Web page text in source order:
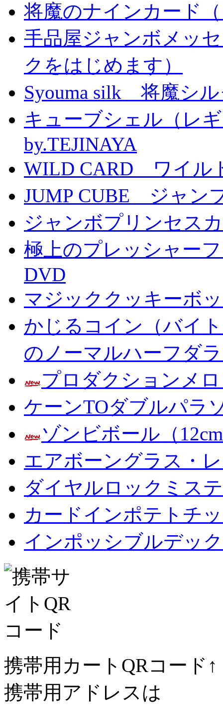
将魔のナインカード
手品屋ジャンボメッ
クをはじめます）
Syouma silk 将魔シ
キューブシェル（レ
by.TEJINAYA
WILD CARD ワイル
JUMP CUBE ジャン
ジャンボプリンセス
極上のプレッシャー
DVD
マジッククッキーボ
かじるコイン（バイ
のノーマルハーフダ
プロダクションメ
ケーンTOダブルパラ
ゾンビボール（
エアボーングラス・
ダイヤルロックミス
カードインポテトチ
インポッシブルデック
携帯用カートQRコード↑
携帯用アドレスは